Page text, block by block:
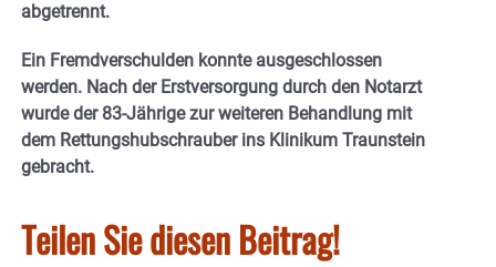
abgetrennt.
Ein Fremdverschulden konnte ausgeschlossen
werden. Nach der Erstversorgung durch den Notarzt
wurde der 83-Jährige zur weiteren Behandlung mit
dem Rettungshubschrauber ins Klinikum Traunstein
gebracht.
Teilen Sie diesen Beitrag!